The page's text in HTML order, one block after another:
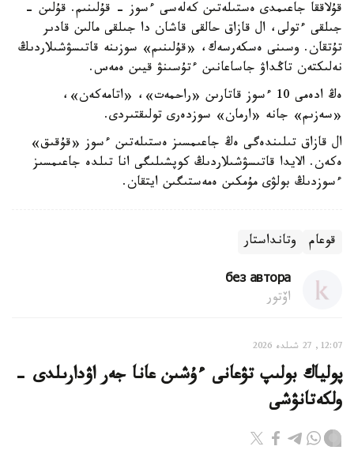
قۇلاققا جاعىمدى ەستىلەتىن كەلەسى ءسوز - قۇلىنىم. قۇلىن -
جىلقى ءتولى، ال قازاق حالقى قاشان دا جىلقى مالىن قادىر
تۇتقان. وسىنى ەسكەرسەك، «قۇلىنىم» سوزىنە قاتىسۋشىلاردىڭ
نەلىكتەن تاڭداۋ جاساعانىن ءتۇسىنۋ قيىن ەمەس.
ەڭ ادەمى 10 ءسوز قاتارىن «راحمەت»، «اتامەكەن»،
«سەزىم» جانە «ارمان» سوزدەرى تولىقتىردى.
ال قازاق تىلىندەگى ەڭ جاعىمسىز ەستىلەتىن ءسوز «قۇقىق»
ەكەن. الايدا قاتىسۋشىلاردىڭ كوپشىلىگى انا تىلدە جاعىمسىز
ءسوزدىڭ بولۋى مۇمكىن ەمەستىگىن ايتقان.
قوعام وتانداستار
без автора
اۆتور
12:07, 27 شىلدە 2026
پولياك بولىپ تۋعانى ءۇشىن عانا جەر اۋدارىلدى -
ولكەتانۋشى